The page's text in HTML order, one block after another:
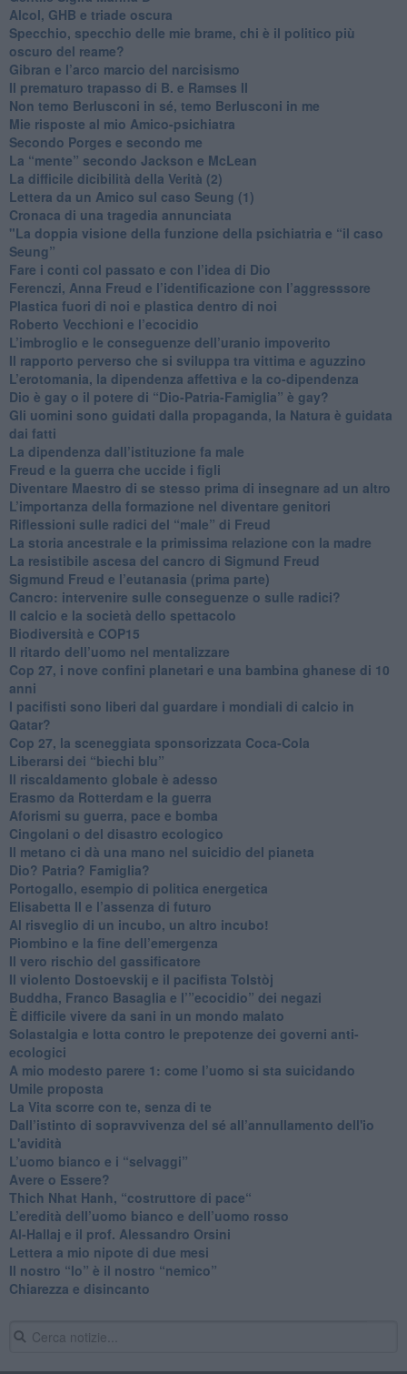
​Alcol, GHB e triade oscura
​Specchio, specchio delle mie brame, chi è il politico più
oscuro del reame?
​Gibran e l’arco marcio del narcisismo
​Il prematuro trapasso di B. e Ramses II
​Non temo Berlusconi in sé, temo Berlusconi in me
​Mie risposte al mio Amico-psichiatra
​Secondo Porges e secondo me
​La “mente” secondo Jackson e McLean
La difficile dicibilità della Verità (2)
​Lettera da un Amico sul caso Seung (1)
​Cronaca di una tragedia annunciata
"​La doppia visione della funzione della psichiatria e “il caso
Seung”
​Fare i conti col passato e con l’idea di Dio
​Ferenczi, Anna Freud e l’identificazione con l’aggresssore
Plastica fuori di noi e plastica dentro di noi
​Roberto Vecchioni e l’ecocidio
​L’imbroglio e le conseguenze dell’uranio impoverito
​Il rapporto perverso che si sviluppa tra vittima e aguzzino
L’erotomania, la dipendenza affettiva e la co-dipendenza
​Dio è gay o il potere di “Dio-Patria-Famiglia” è gay?
​Gli uomini sono guidati dalla propaganda, la Natura è guidata
dai fatti
La dipendenza dall’istituzione fa male
​Freud e la guerra che uccide i figli
​Diventare Maestro di se stesso prima di insegnare ad un altro
L’importanza della formazione nel diventare genitori
Riflessioni sulle radici del “male” di Freud
​La storia ancestrale e la primissima relazione con la madre
​La resistibile ascesa del cancro di Sigmund Freud
Sigmund Freud e l’eutanasia (prima parte)
Cancro: intervenire sulle conseguenze o sulle radici?
​Il calcio e la società dello spettacolo
Biodiversità e COP15
​Il ritardo dell’uomo nel mentalizzare
​Cop 27, i nove confini planetari e una bambina ghanese di 10
anni
​I pacifisti sono liberi dal guardare i mondiali di calcio in
Qatar?
​Cop 27, la sceneggiata sponsorizzata Coca-Cola
​Liberarsi dei “biechi blu”
Il riscaldamento globale è adesso
​Erasmo da Rotterdam e la guerra
​Aforismi su guerra, pace e bomba
Cingolani o del disastro ecologico
​Il metano ci dà una mano nel suicidio del pianeta
​Dio? Patria? Famiglia?
Portogallo, esempio di politica energetica
​Elisabetta II e l’assenza di futuro
Al risveglio di un incubo, un altro incubo!
​Piombino e la fine dell’emergenza
​Il vero rischio del gassificatore
​Il violento Dostoevskij e il pacifista Tolstòj
​Buddha, Franco Basaglia e l’”ecocidio” dei negazi
​È difficile vivere da sani in un mondo malato
Solastalgia e lotta contro le prepotenze dei governi anti-
ecologici
​A mio modesto parere 1: come l’uomo si sta suicidando
​Umile proposta
​La Vita scorre con te, senza di te
​Dall’istinto di sopravvivenza del sé all’annullamento dell'io
L'avidità
​L’uomo bianco e i “selvaggi”
​Avere o Essere?
​Thich Nhat Hanh, “costruttore di pace“
​L’eredità dell’uomo bianco e dell’uomo rosso
Al-Hallaj e il prof. Alessandro Orsini
​Lettera a mio nipote di due mesi
​Il nostro “Io” è il nostro “nemico”
​Chiarezza e disincanto